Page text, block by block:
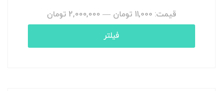
فیلتر
قیمت:11,000 تومان —2,000,000 تومان